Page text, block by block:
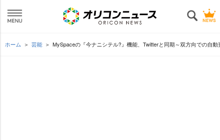
ホーム 芸能 MySpaceの『今ナニシテル?』機能、Twitterと同期～双方向での自